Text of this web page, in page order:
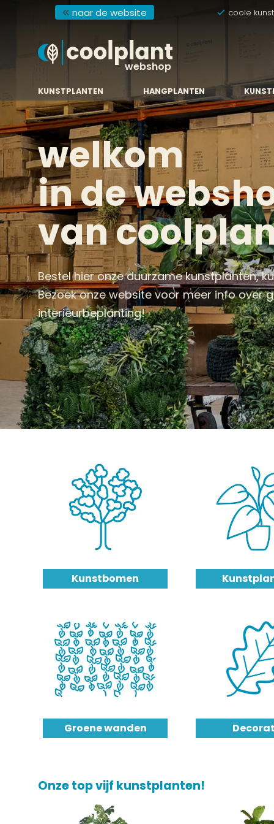
naar de website coole
webshop
KUNSTPLANTEN HANGPLANTEN
welkom
in de
van
Bestel hier onze duurzame kunstplanten,
Bezoek onze website voor meer info over
interieurbeplanting!
KUNSTPLANTEN HANGPLANTEN
Kunstbomen
Groene wanden
Onze top vijf kunstplanten!